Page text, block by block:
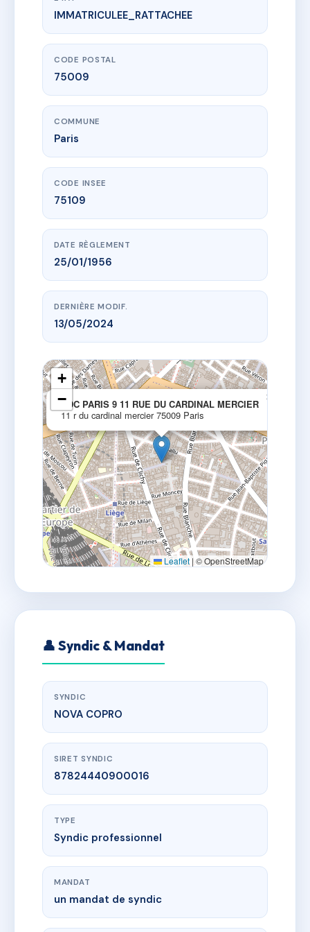
www.vme.plus/AE7653967
SDC PARIS 9 11 RUE DU CARDINAL MERCIER
11 r du cardinal mercier
IMMATRICULEE_RATTACHEE
CODE POSTAL
75009
COMMUNE
Paris
CODE INSEE
75109
DATE RÈGLEMENT
25/01/1956
DERNIÈRE MODIF.
13/05/2024
SDC PARIS 9 11 RUE DU CARDINAL MERCIER
11 r du cardinal mercier 75009 Paris
×
+
−
Leaflet | © OpenStreetMap
👤 Syndic & Mandat
SYNDIC
NOVA COPRO
SIRET SYNDIC
87824440900016
TYPE
Syndic professionnel
MANDAT
un mandat de syndic